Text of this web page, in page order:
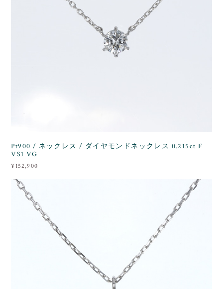
Pt900 / ネックレス / ダイヤモンドネックレス 0.215ct F
VS1 VG
¥152,900